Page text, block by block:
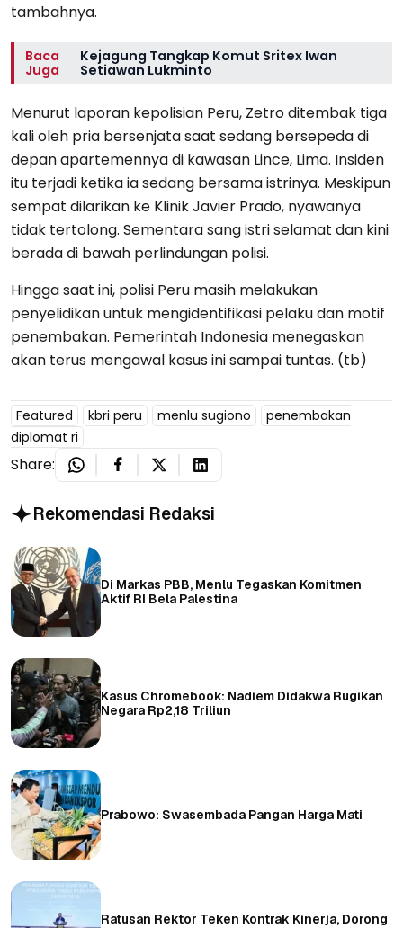
tambahnya.
Baca
Juga
Kejagung Tangkap Komut Sritex Iwan
Setiawan Lukminto
Menurut laporan kepolisian Peru, Zetro ditembak tiga
kali oleh pria bersenjata saat sedang bersepeda di
depan apartemennya di kawasan Lince, Lima. Insiden
itu terjadi ketika ia sedang bersama istrinya. Meskipun
sempat dilarikan ke Klinik Javier Prado, nyawanya
tidak tertolong. Sementara sang istri selamat dan kini
berada di bawah perlindungan polisi.
Hingga saat ini, polisi Peru masih melakukan
penyelidikan untuk mengidentifikasi pelaku dan motif
penembakan. Pemerintah Indonesia menegaskan
akan terus mengawal kasus ini sampai tuntas. (tb)
Featured kbri peru menlu sugiono
penembakan
diplomat ri
Share:
Rekomendasi Redaksi
Di Markas PBB, Menlu Tegaskan Komitmen
Aktif RI Bela Palestina
Kasus Chromebook: Nadiem Didakwa Rugikan
Negara Rp2,18 Triliun
Prabowo: Swasembada Pangan Harga Mati
Ratusan Rektor Teken Kontrak Kinerja, Dorong